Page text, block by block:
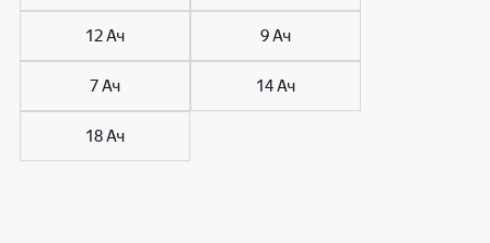
12 Ач 9 Ач
7 Ач 14 Ач
18 Ач